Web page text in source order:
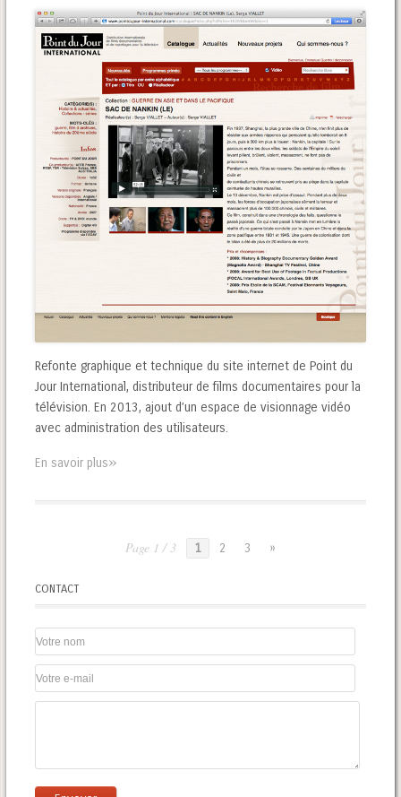
Refonte graphique et technique du site internet de Point du
Jour International, distributeur de films documentaires pour la
télévision. En 2013, ajout d’un espace de visionnage vidéo
avec administration des utilisateurs.
En savoir plus»
Page 1 / 3 1 2 3 »
CONTACT